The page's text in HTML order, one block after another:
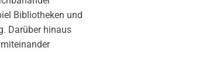
Bibliotheken und
Darüber hinaus